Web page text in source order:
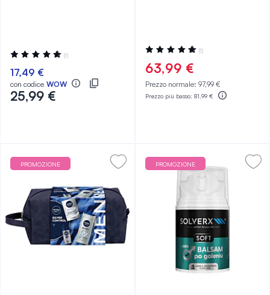
Valutazione:
100%
(1)
17,49 €
con codice WOW
25,99 €
Valutazione:
100%
(1)
63,99 €
Prezzo normale: 97,99 €
Prezzo più basso: 81,99 €
PROMOZIONE PROMOZIONE